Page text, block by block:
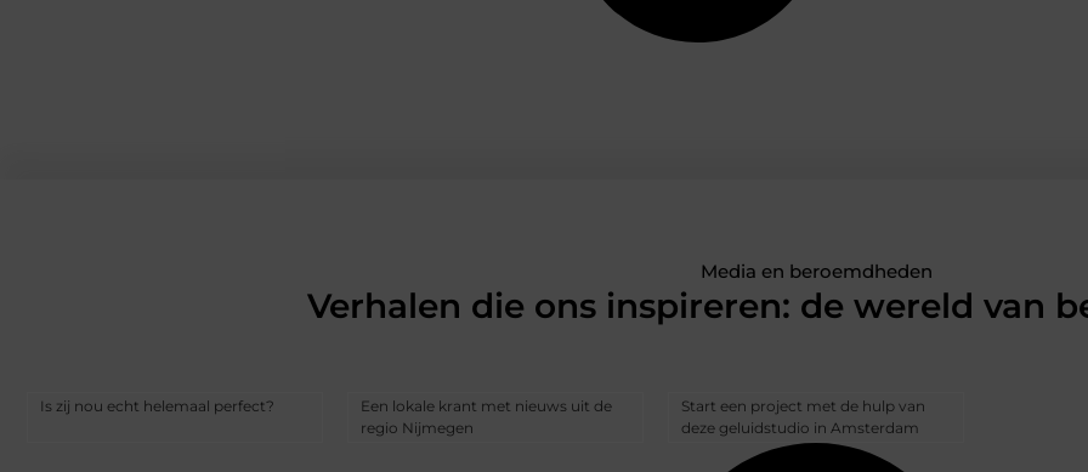
Media en beroemdheden
Verhalen die ons inspireren: de wereld van
Is zij nou echt helemaal perfect?
Een lokale krant met nieuws uit de
regio Nijmegen
Start een project met de hulp van
deze geluidstudio in Amsterdam